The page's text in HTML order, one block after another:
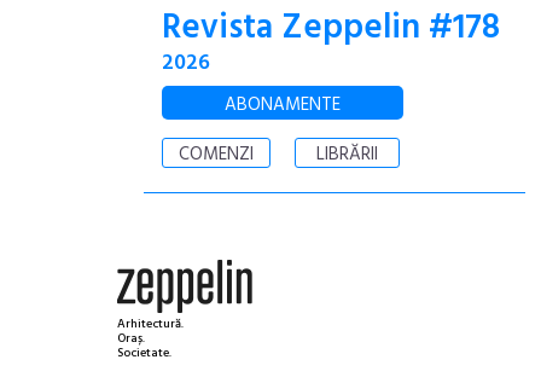
Revista Zeppelin #178
2026
ABONAMENTE
COMENZI
LIBRĂRII
Arhitectură.
Oraș.
Societate.